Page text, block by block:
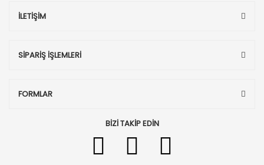
İLETİŞİM
SİPARİŞ İŞLEMLERİ
FORMLAR
BİZİ TAKİP EDİN